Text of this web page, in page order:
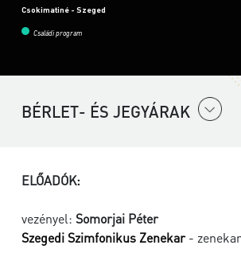
Csokimatiné - Szeged
Családi program
BÉRLET- ÉS JEGYÁRAK
ELŐADÓK:
vezényel: Somorjai Péter
Szegedi Szimfonikus Zenekar- zenekar